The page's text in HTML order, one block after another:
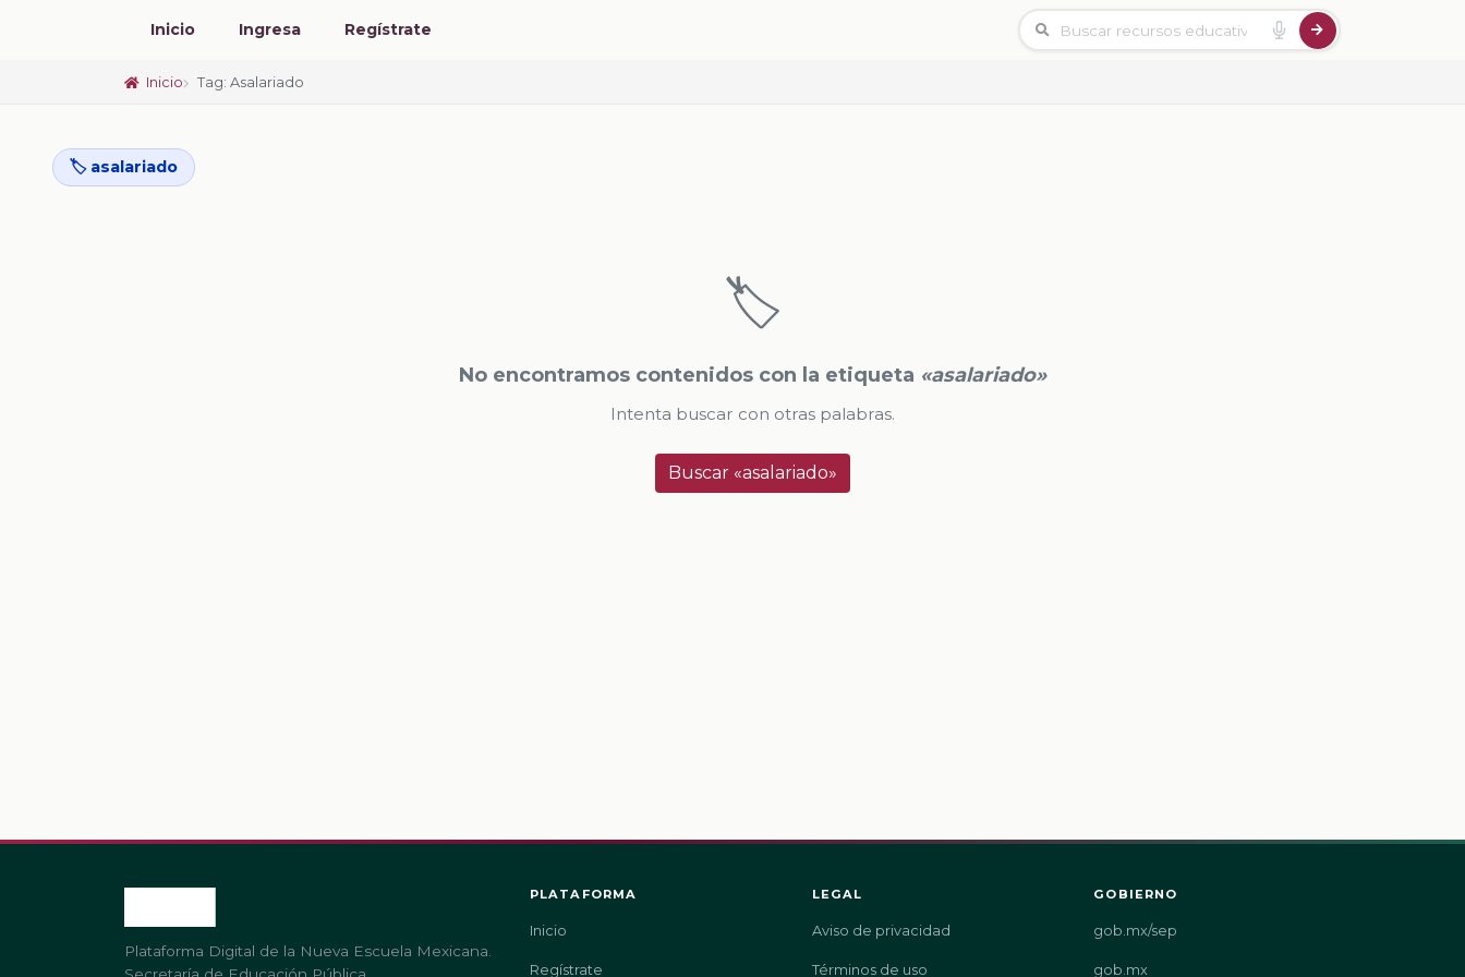
Inicio Ingresa Regístrate
Inicio Tag: Asalariado
🏷️ asalariado
🏷️
No encontramos contenidos con la etiqueta «asalariado»
Intenta buscar con otras palabras.
Buscar «asalariado»
Plataforma Digital de la Nueva Escuela Mexicana.
PLATAFORMA
Inicio
Regístrate
LEGAL
Aviso de privacidad
Términos de uso
GOBIERNO
gob.mx/sep
gob.mx